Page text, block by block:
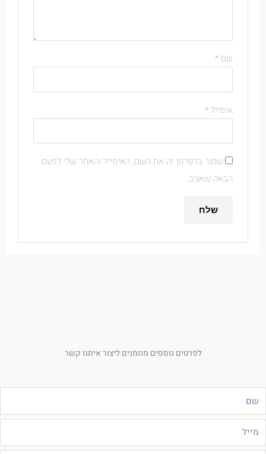
שם *
אימייל*
שמור בדפדפן זה את השם, האימייל והאתר שלי לפעם
הבאה שאגיב.
לפרטים נוספים מוזמנים ליצור איתנו קשר